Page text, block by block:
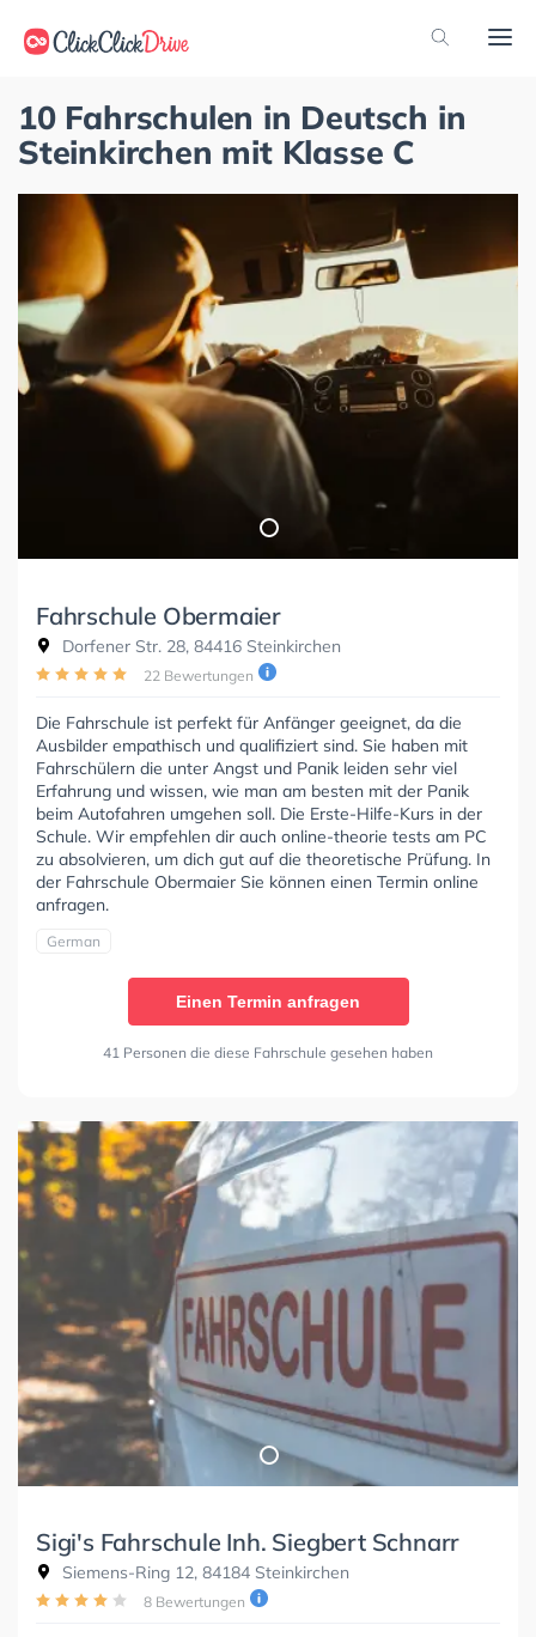
10 Fahrschulen in Deutsch in
Steinkirchen mit Klasse C
Fahrschule Obermaier
Dorfener Str. 28, 84416 Steinkirchen
22 Bewertungen
Die Fahrschule ist perfekt für Anfänger geeignet, da die
Ausbilder empathisch und qualifiziert sind. Sie haben mit
Fahrschülern die unter Angst und Panik leiden sehr viel
Erfahrung und wissen, wie man am besten mit der Panik
beim Autofahren umgehen soll. Die Erste-Hilfe-Kurs in der
Schule. Wir empfehlen dir auch online-theorie tests am PC
zu absolvieren, um dich gut auf die theoretische Prüfung. In
der Fahrschule Obermaier Sie können einen Termin online
anfragen.
German
Einen Termin anfragen
41 Personen die diese Fahrschule gesehen haben
Sigi's Fahrschule Inh. Siegbert Schnarr
Siemens-Ring 12, 84184 Steinkirchen
8 Bewertungen